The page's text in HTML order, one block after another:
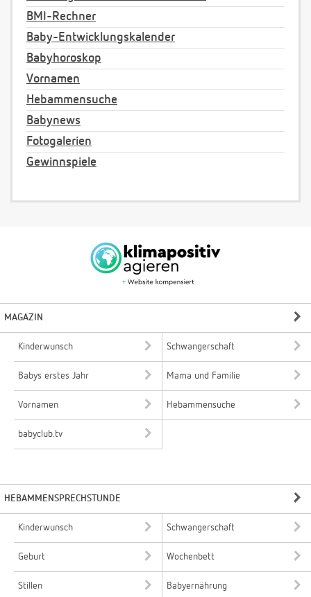
BMI-Rechner
Baby-Entwicklungskalender
Babyhoroskop
Vornamen
Hebammensuche
Babynews
Fotogalerien
Gewinnspiele
MAGAZIN
Kinderwunsch Schwangerschaft
Babys erstes Jahr Mama und Familie
Vornamen Hebammensuche
babyclub.tv
HEBAMMENSPRECHSTUNDE
Kinderwunsch Schwangerschaft
Geburt Wochenbett
Stillen Babyernährung